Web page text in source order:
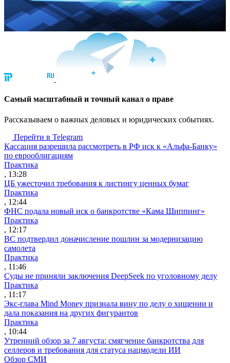
Cамый масштабный и точный канал о праве
Рассказываем о важных деловых и юридических событиях.
Перейти в Telegram
Кассация разрешила рассмотреть в РФ иск к «Альфа-Банку»
по еврооблигациям
Практика
, 13:28
ЦБ ужесточил требования к листингу ценных бумаг
Практика
, 12:44
ФНС подала новый иск о банкротстве «Кама Шиппинг»
Практика
, 12:17
ВС подтвердил доначисление пошлин за модернизацию
самолета
Практика
, 11:46
Суды не приняли заключения DeepSeek по уголовному делу
Практика
, 11:17
Экс-глава Mind Money признала вину по делу о хищении и
дала показания на других фигурантов
Практика
, 10:44
Утренний обзор за 7 августа: смягчение банкротства для
селлеров и требования для статуса нацмодели ИИ
Обзор СМИ